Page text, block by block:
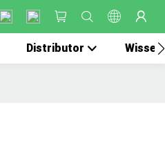
Distributor Wissen